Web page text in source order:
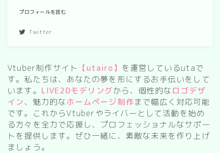
秋/autumn
海
空
食べ物
プロフィールを読む
Twitter
Vtuber制作サイト 【utairo】 を運営しているutaで
す。私たちは、あなたの夢を形にするお手伝いをして
います。 LIVE2Dモデリングから、個性的なロゴデザ
イン、魅力的なホームページ制作まで幅広く対応可能
です。これからVtuberやライバーとして活動を始め
る方々を全力で応援し、プロフェッショナルなサポー
トを提供します。ぜひ一緒に、素敵な未来を作り上げ
ましょう。